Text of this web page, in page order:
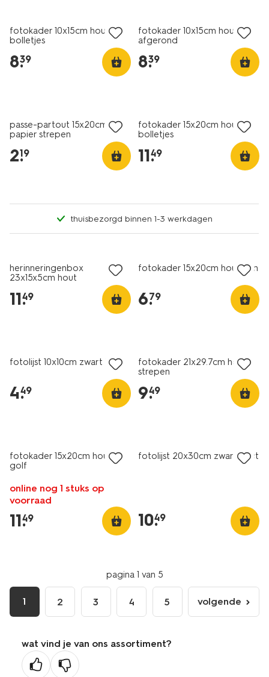
fotokader 10x15cm hout
bolletjes
8.
39
fotokader 10x15cm hout
afgerond
8.
39
passe-partout 15x20cm
papier strepen
2.
19
fotokader 15x20cm hout
bolletjes
11.
49
thuisbezorgd binnen 1-3 werkdagen
herinneringenbox
23x15x5cm hout
11.
49
fotokader 15x20cm hout dun
6.
79
fotolijst 10x10cm zwart hout
4.
49
fotokader 21x29.7cm hout
strepen
9.
49
fotokader 15x20cm hout
golf
online nog 1 stuks op
voorraad
11.
49
fotolijst 20x30cm zwart hout
10.
49
pagina 1 van 5
1 2 3 4 5
volgende
pagina
volgende
wat vind je van ons assortiment?